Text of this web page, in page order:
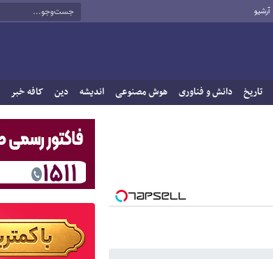
آرشیو
تاریخ دانش و فناوری هوش مصنوعی اندیشه دین کافه خبر